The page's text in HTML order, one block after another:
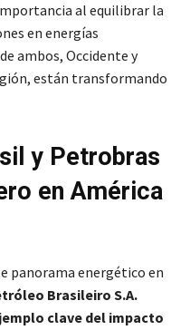
al equilibrar la
en energías
ambos, Occidente y
están transformando
y Petrobras
en América
panorama energético en
Brasileiro S.A.
clave del impacto